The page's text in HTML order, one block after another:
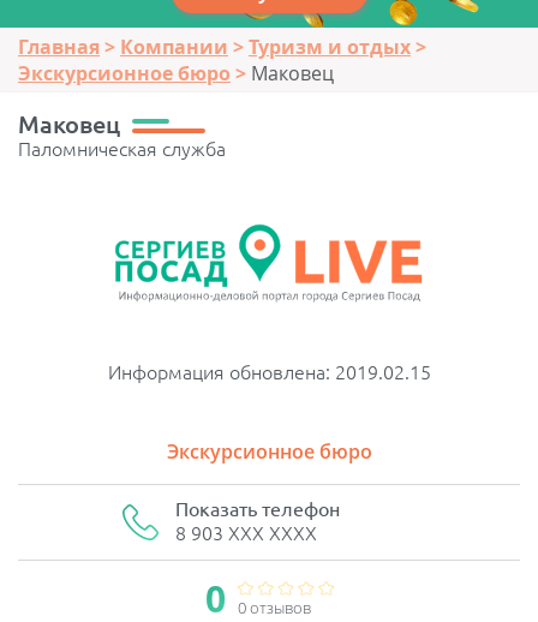
Главная Компании
Туризм и отдых
Экскурсионное бюро
Маковец
Маковец
Паломническая служба
Информация обновлена: 2019.02.15
Экскурсионное бюро
Показать телефон
8 903 XXX XXXX
0 0 отзывов